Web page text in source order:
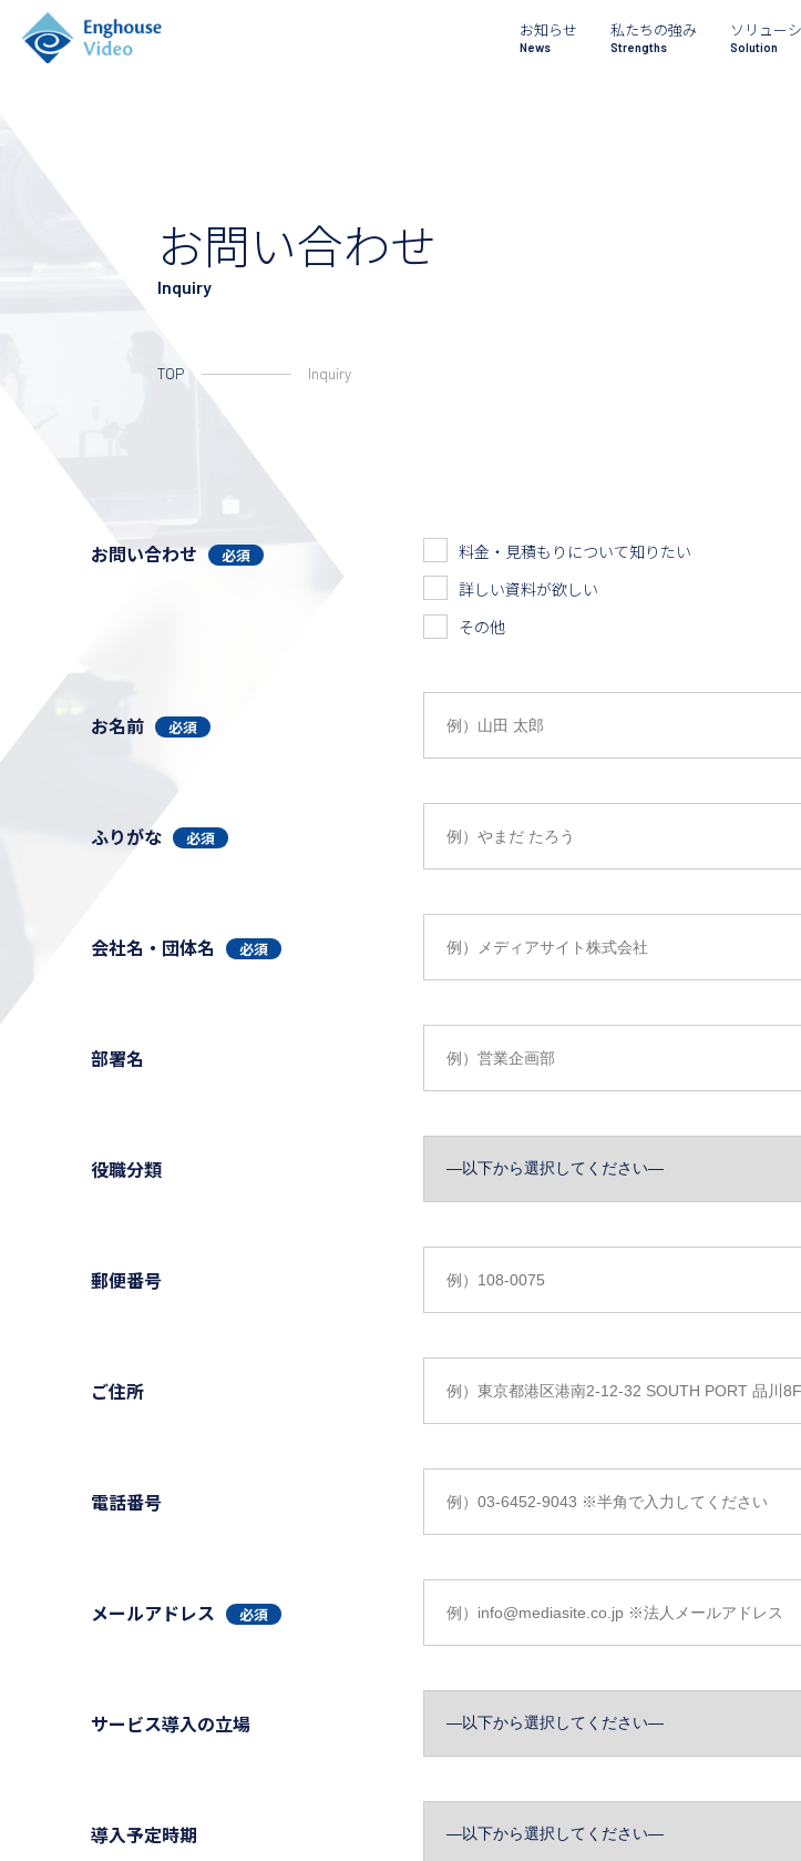
お知らせ
News
私たちの強み
Strengths
ソリュー
Solution
お問い合わせ
Inquiry
TOP Inquiry
お問い合わせ 必須
料金・見積もりについて知りたい
詳しい資料が欲しい
その他
お名前 必須
ふりがな 必須
会社名・団体名 必須
部署名
役職分類
郵便番号
ご住所
電話番号
メールアドレス 必須
サービス導入の立場
導入予定時期